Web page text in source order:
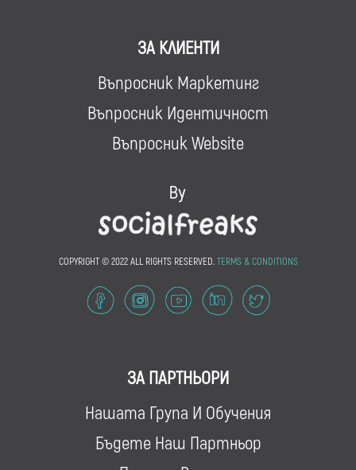
ЗА КЛИЕНТИ
Въпросник Маркетинг
Въпросник Идентичност
Въпросник Website
COPYRIGHT © 2022 ALL RIGHTS RESERVED.TERMS & CONDITIONS
ЗА ПАРТНЬОРИ
Нашата Група И Обучения
Бъдете Наш Партньор